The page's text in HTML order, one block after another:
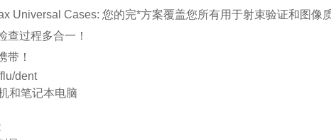
Universal Cases: 您的完*方案覆盖您所有用于射束验证和图
查过程多合一！
带！
dent
和笔记本电脑